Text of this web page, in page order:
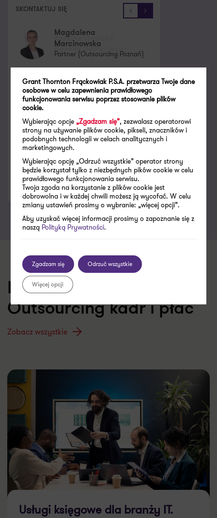
SKONTAKTUJ SIĘ
Magdalena
Marcinowska
Partner (Outsourcing Poznań)
Zobacz dane kontaktowe
magdalena.marcinowska@pl.gt.com
+48 607 665 729
LinkedIn
SPECJALIZACJE
Outsourcing kadr i płac
Usługi kadrowo-płacowe
Zastępstwo pracowników płacowo-kadrowych
Adriana Gęsicka
Dyrektor (Kadry i płace)
Zobacz dane kontaktowe
adriana.gesicka@pl.gt.com
+48 695 280 133
LinkedIn
SPECJALIZACJE
Outsourcing kadr i płac
Inne artykuły z kategorii:
Outsourcing kadr i płac
Grant Thornton Frąckowiak P.S.A. przetwarza Twoje dane
osobowe w celu zapewnienia prawidłowego
funkcjonowania serwisu poprzez stosowanie plików
cookie.
Wybierając opcje„Zgadzam się”, zezwalasz operatorowi
strony na używanie plików cookie, pikseli, znaczników i
podobnych technologii w celach analitycznych i
marketingowych.
Wybierając opcję „Odrzuć wszystkie” operator strony
będzie korzystał tylko z niezbędnych pików cookie w celu
prawidłowego funkcjonowania serwisu.
Twoja zgoda na korzystanie z plików cookie jest
dobrowolna i w każdej chwili możesz ją wycofać. W celu
zmiany ustawień prosimy o wybranie: „więcej opcji”.
Aby uzyskać więcej informacji prosimy o zapoznanie się z
naszą Polityką Prywatności.
Zgadzam się Odrzuć wszystkie
Więcej opcji